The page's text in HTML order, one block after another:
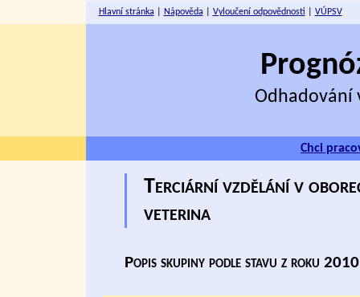
Hlavní stránka Nápověda Vyloučení odpovědnosti VÚPSV
Odhadování
Chci
Terciární vzdělání v
veterina
Popis skupiny podle stavu z roku 2010